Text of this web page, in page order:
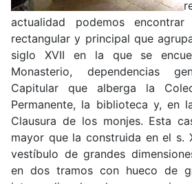
actualidad podemos
rectangular y principal que
siglo XVII en la que se
Monasterio, dependencias
Capitular que alberga la
Permanente, la biblioteca y, en
Clausura de los monjes. Esta
mayor que la construida en el s.
vestíbulo de grandes
en dos tramos con hueco de